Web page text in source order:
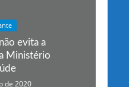
evita a
Ministério
de 2020